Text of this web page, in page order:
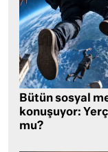
Bütün sosyal
konuşuyor:
mu?